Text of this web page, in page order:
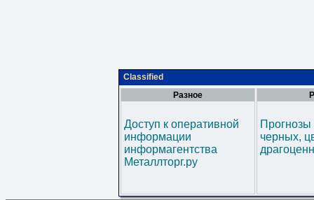
Classified
Разное
Доступ к оперативной
информации
информагентства
Металлторг.ру
черных,